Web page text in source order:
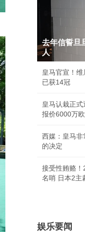
去年信誓旦
人
皇马官宣！
已获14冠
皇马认栽正
报价6000万
西媒：皇马
的决定
接受性贿赂
名哨 日本2主
娱乐要闻